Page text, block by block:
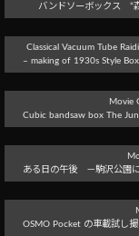
バンドソーボックス ”
Classical Vacuum Tube
– making of 1930s Style
Movie
Cubic bandsaw box The
ある日の午後 －駒沢公園
OSMO Pocket の車載試し